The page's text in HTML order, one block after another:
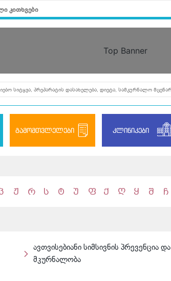
კითხვები
Top Banner
გამომთვლელები კლინიკები
ჟ რ ს ტ უ ფ ქ ღ ყ შ ჩ
ავთვისებიანი სიმსივნის პრევენცია და
მკურნალობა